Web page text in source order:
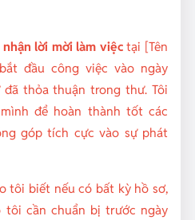
lời mời làm việctại [Tên
đầu công việc vào ngày
đã thỏa thuận trong thư. Tôi
để hoàn thành tốt các
góp tích cực vào sự phát
tôi biết nếu có bất kỳ hồ sơ,
cần chuẩn bị trước ngày